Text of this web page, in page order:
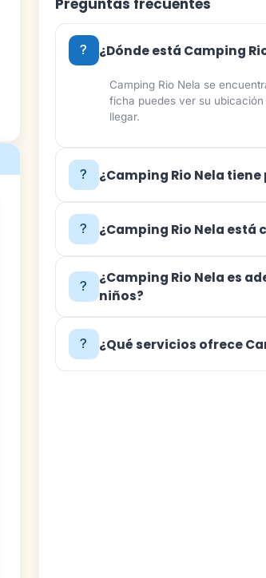
Preguntas frecuentes
¿Dónde está Camping
Camping Rio Nela se
ficha puedes ver su
llegar.
¿Camping Rio Nela tiene
¿Camping Rio Nela está
¿Camping Rio Nela es
niños?
¿Qué servicios ofrece